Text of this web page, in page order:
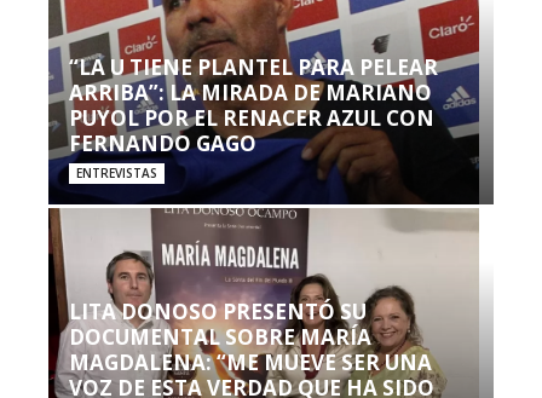
“LA U TIENE PLANTEL PARA PELEAR
ARRIBA”: LA MIRADA DE MARIANO
PUYOL POR EL RENACER AZUL CON
FERNANDO GAGO
ENTREVISTAS
LITA DONOSO PRESENTÓ SU
DOCUMENTAL SOBRE MARÍA
MAGDALENA: “ME MUEVE SER UNA
VOZ DE ESTA VERDAD QUE HA SIDO